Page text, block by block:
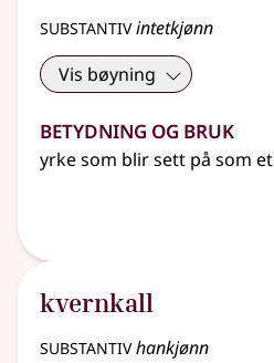
substantivintetkjønn
Vis bøyning
Betydning og bruk
yrke som blir sett på som et
kvernkall
substantivhankjønn